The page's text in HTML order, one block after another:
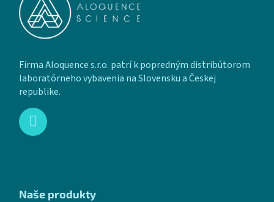
Firma Aloquence s.r.o. patrí k popredným distribútorom
laboratórneho vybavenia na Slovensku a Českej
republike.
Naše produkty